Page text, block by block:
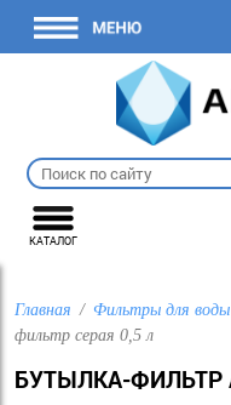
КАТАЛОГ
Главная Фильтры для воды
фильтр серая 0,5 л
БУТЫЛКА-ФИЛЬТР